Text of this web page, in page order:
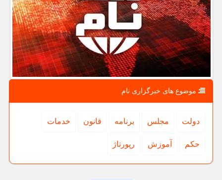
موضوع های خبرگزاری نام
دولت مجلس برنامه قانون خدمات
حكم آموزش رپورتاژ